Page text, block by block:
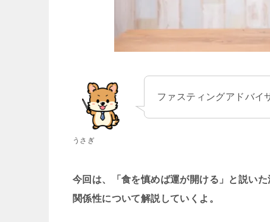
うさぎ
ファスティングアドバイ
今回は、「食を慎めば運が開ける」と説い
関係性について解説していくよ。